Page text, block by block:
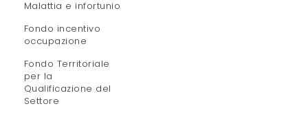
Malattia e infortunio
Fondo incentivo
occupazione
Fondo Territoriale
per la
Qualificazione del
Settore